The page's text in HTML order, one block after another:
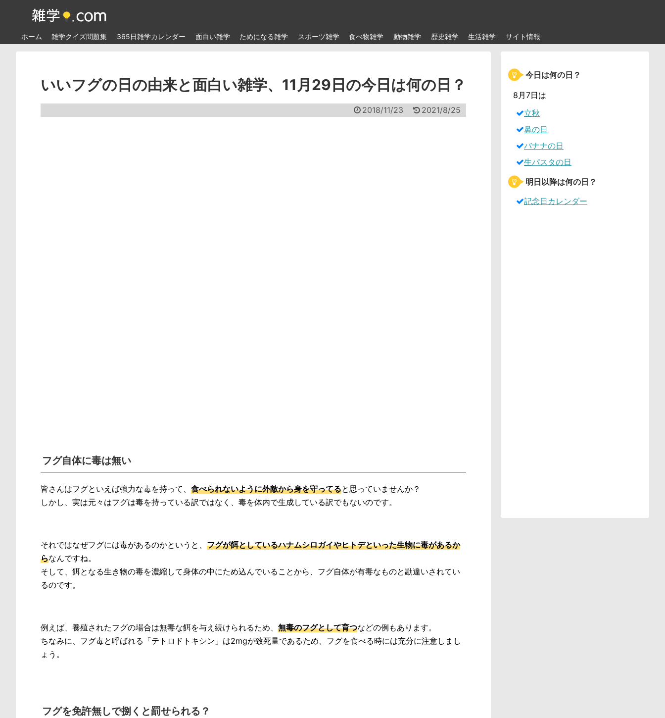
ホーム 雑学クイズ問題集 365日雑学カレンダー 面白い雑学 ためになる雑学 スポーツ雑学 食べ物雑学 動物雑学 歴史雑学 生活雑学 サイト情報
いいフグの日の由来と面白い雑学、11月29日の今日は何の日？
2018/11/23 2021/8/25
フグ自体に毒は無い
皆さんはフグといえば強力な毒を持って、 食べられないように外敵から身を守ってると思っていませんか？
しかし、実は元々はフグは毒を持っている訳ではなく、毒を体内で生成している訳でもないのです。
それではなぜフグには毒があるのかというと、 フグが餌としているハナムシロガイやヒトデといった生物に毒があるか
らなんですね。
そして、餌となる生き物の毒を濃縮して身体の中にため込んでいることから、フグ自体が有毒なものと勘違いされてい
るのです。
例えば、養殖されたフグの場合は無毒な餌を与え続けられるため、 無毒のフグとして育つなどの例もあります。
ちなみに、フグ毒と呼ばれる「テトロドトキシン」は2mgが致死量であるため、フグを食べる時には充分に注意しまし
ょう。
フグを免許無しで捌くと罰せられる？
今日は何の日？
8月7日は
立秋
鼻の日
バナナの日
生パスタの日
明日以降は何の日？
記念日カレンダー